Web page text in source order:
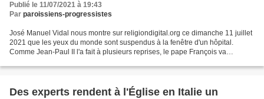
Publié le 11/07/2021 à 19:43
Par paroissiens-progressistes
José Manuel Vidal nous montre sur religiondigital.org ce dimanche 11 juillet
2021 que les yeux du monde sont suspendus à la fenêtre d'un hôpital.
Comme Jean-Paul II l'a fait à plusieurs reprises, le pape François va
Des experts rendent à l'Église en Italie un